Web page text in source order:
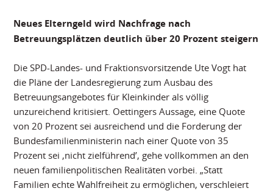
Neues Elterngeld wird Nachfrage nach
Betreuungsplätzen deutlich über 20 Prozent steigern
Die SPD-Landes- und Fraktionsvorsitzende Ute Vogt hat
die Pläne der Landesregierung zum Ausbau des
Betreuungsangebotes für Kleinkinder als völlig
unzureichend kritisiert. Oettingers Aussage, eine Quote
von 20 Prozent sei ausreichend und die Forderung der
Bundesfamilienministerin nach einer Quote von 35
Prozent sei ‚nicht zielführend’, gehe vollkommen an den
neuen familienpolitischen Realitäten vorbei. „Statt
Familien echte Wahlfreiheit zu ermöglichen, verschleiert